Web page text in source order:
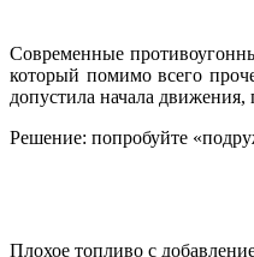
Современные
который помимо всего
допустила начала
Решение: попробуйте
Плохое топливо с